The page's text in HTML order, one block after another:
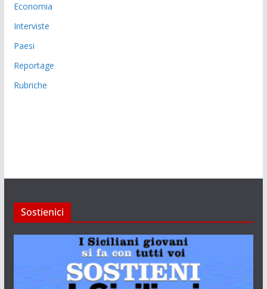
Economia
Interviste
Paesi
Reportage
Rubriche
Sostienici